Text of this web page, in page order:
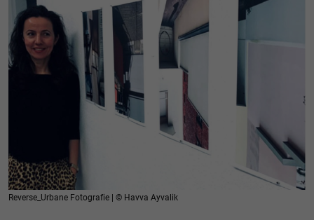
Reverse_Urbane Fotografie | © Havva Ayvalik